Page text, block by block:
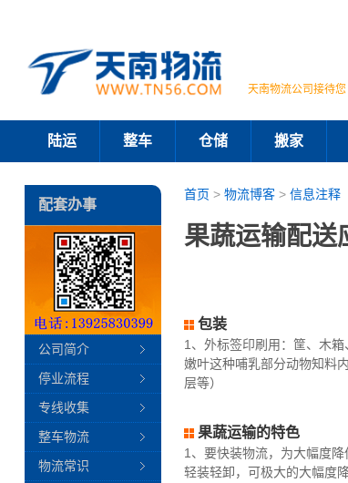
天南物流公司接待您
陆运 整车 仓储 搬家
首页 > 物流博客> 信息注释
果蔬运输配送
包装
1、外标签印刷用：筐、木
嫩叶这种哺乳部分动物知料
层等）
果蔬运输的特色
1、要快装物流，为大幅度
轻装轻卸，可极大的大幅度
配套办事
公司简介
停业流程
专线收集
整车物流
物流常识